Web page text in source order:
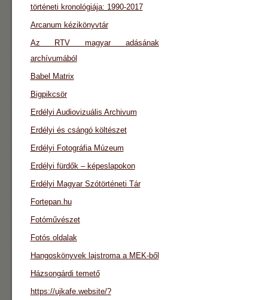
történeti kronológiája: 1990-2017
Arcanum kézikönyvtár
Az RTV magyar adásának
archívumából
Babel Matrix
Bigpikcsör
Erdélyi Audiovizuális Archivum
Erdélyi és csángó költészet
Erdélyi Fotográfia Múzeum
Erdélyi fürdők – képeslapokon
Erdélyi Magyar Szótörténeti Tár
Fortepan.hu
Fotóművészet
Fotós oldalak
Hangoskönyvek lajstroma a MEK-ből
Házsongárdi temető
https://ujkafe.website/?